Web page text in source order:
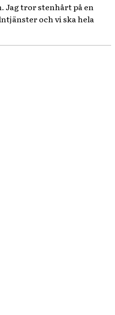
Jag tror stenhårt på en
och vi ska hela